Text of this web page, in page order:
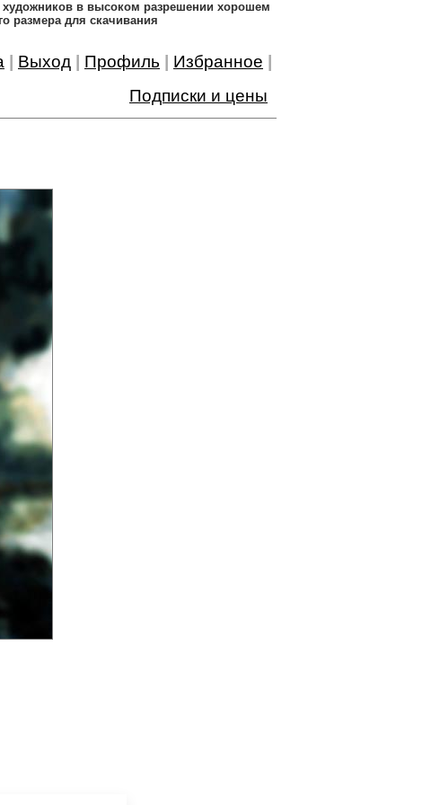
художников в высоком разрешении хорошем
размера для скачивания
Выход Профиль Избранное
Подписки и цены